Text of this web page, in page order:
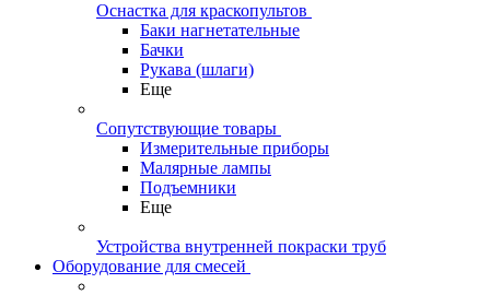
Оснастка для краскопультов
Баки нагнетательные
Бачки
Рукава (шлаги)
Еще
Сопутствующие товары
Измерительные приборы
Малярные лампы
Подъемники
Еще
Устройства внутренней покраски труб
Оборудование для смесей